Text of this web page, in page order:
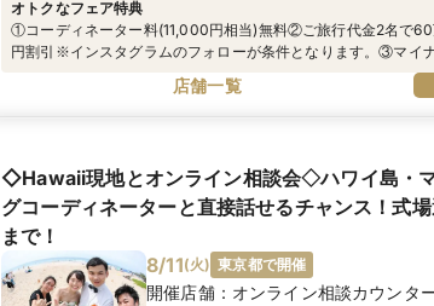
オトクなフェア特典
①コーディネーター料(11,000円相当)無料②ご旅行代金2名で
円割引※インスタグラムのフォローが条件となります。③マイ
がもらえる！ご成約でさらにBIGな特典あり！④ご来館いただ
店舗一覧
◇Hawaii現地とオンライン相談会◇ハワイ島・
グコーディネーターと直接話せるチャンス！式
まで！
8/11(火) 東京都で開催
開催店舗： オンライン相談カウンタ